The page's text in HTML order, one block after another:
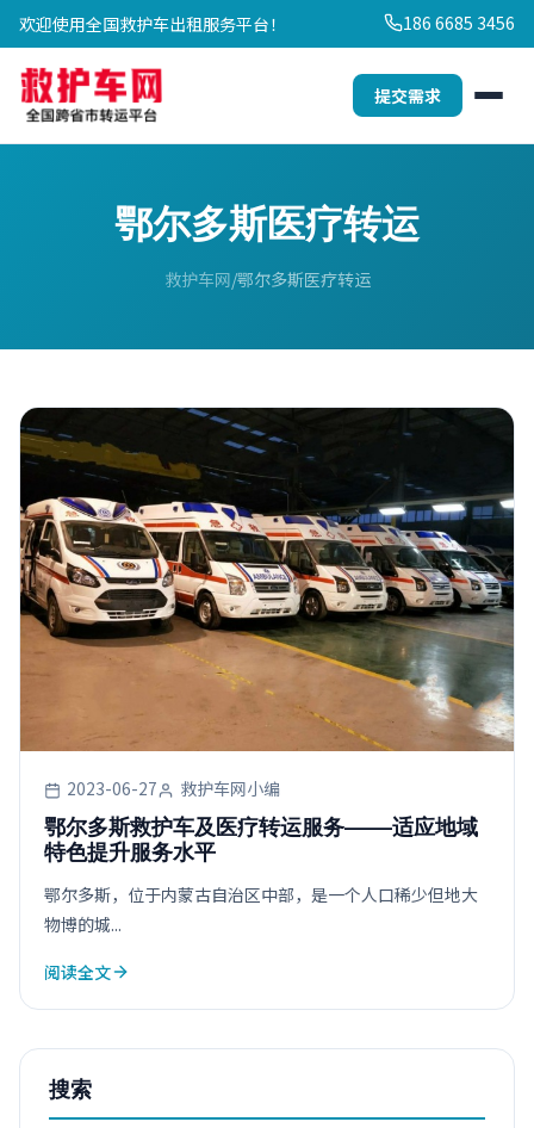
欢迎使用全国救护车出租服务平台！ 186 6685 3456
提交需求
鄂尔多斯医疗转运
救护车网 鄂尔多斯医疗转运
2023-06-27 救护车网小编
鄂尔多斯救护车及医疗转运服务——适应地域
特色提升服务水平
鄂尔多斯，位于内蒙古自治区中部，是一个人口稀少但地大
物博的城...
阅读全文
搜索